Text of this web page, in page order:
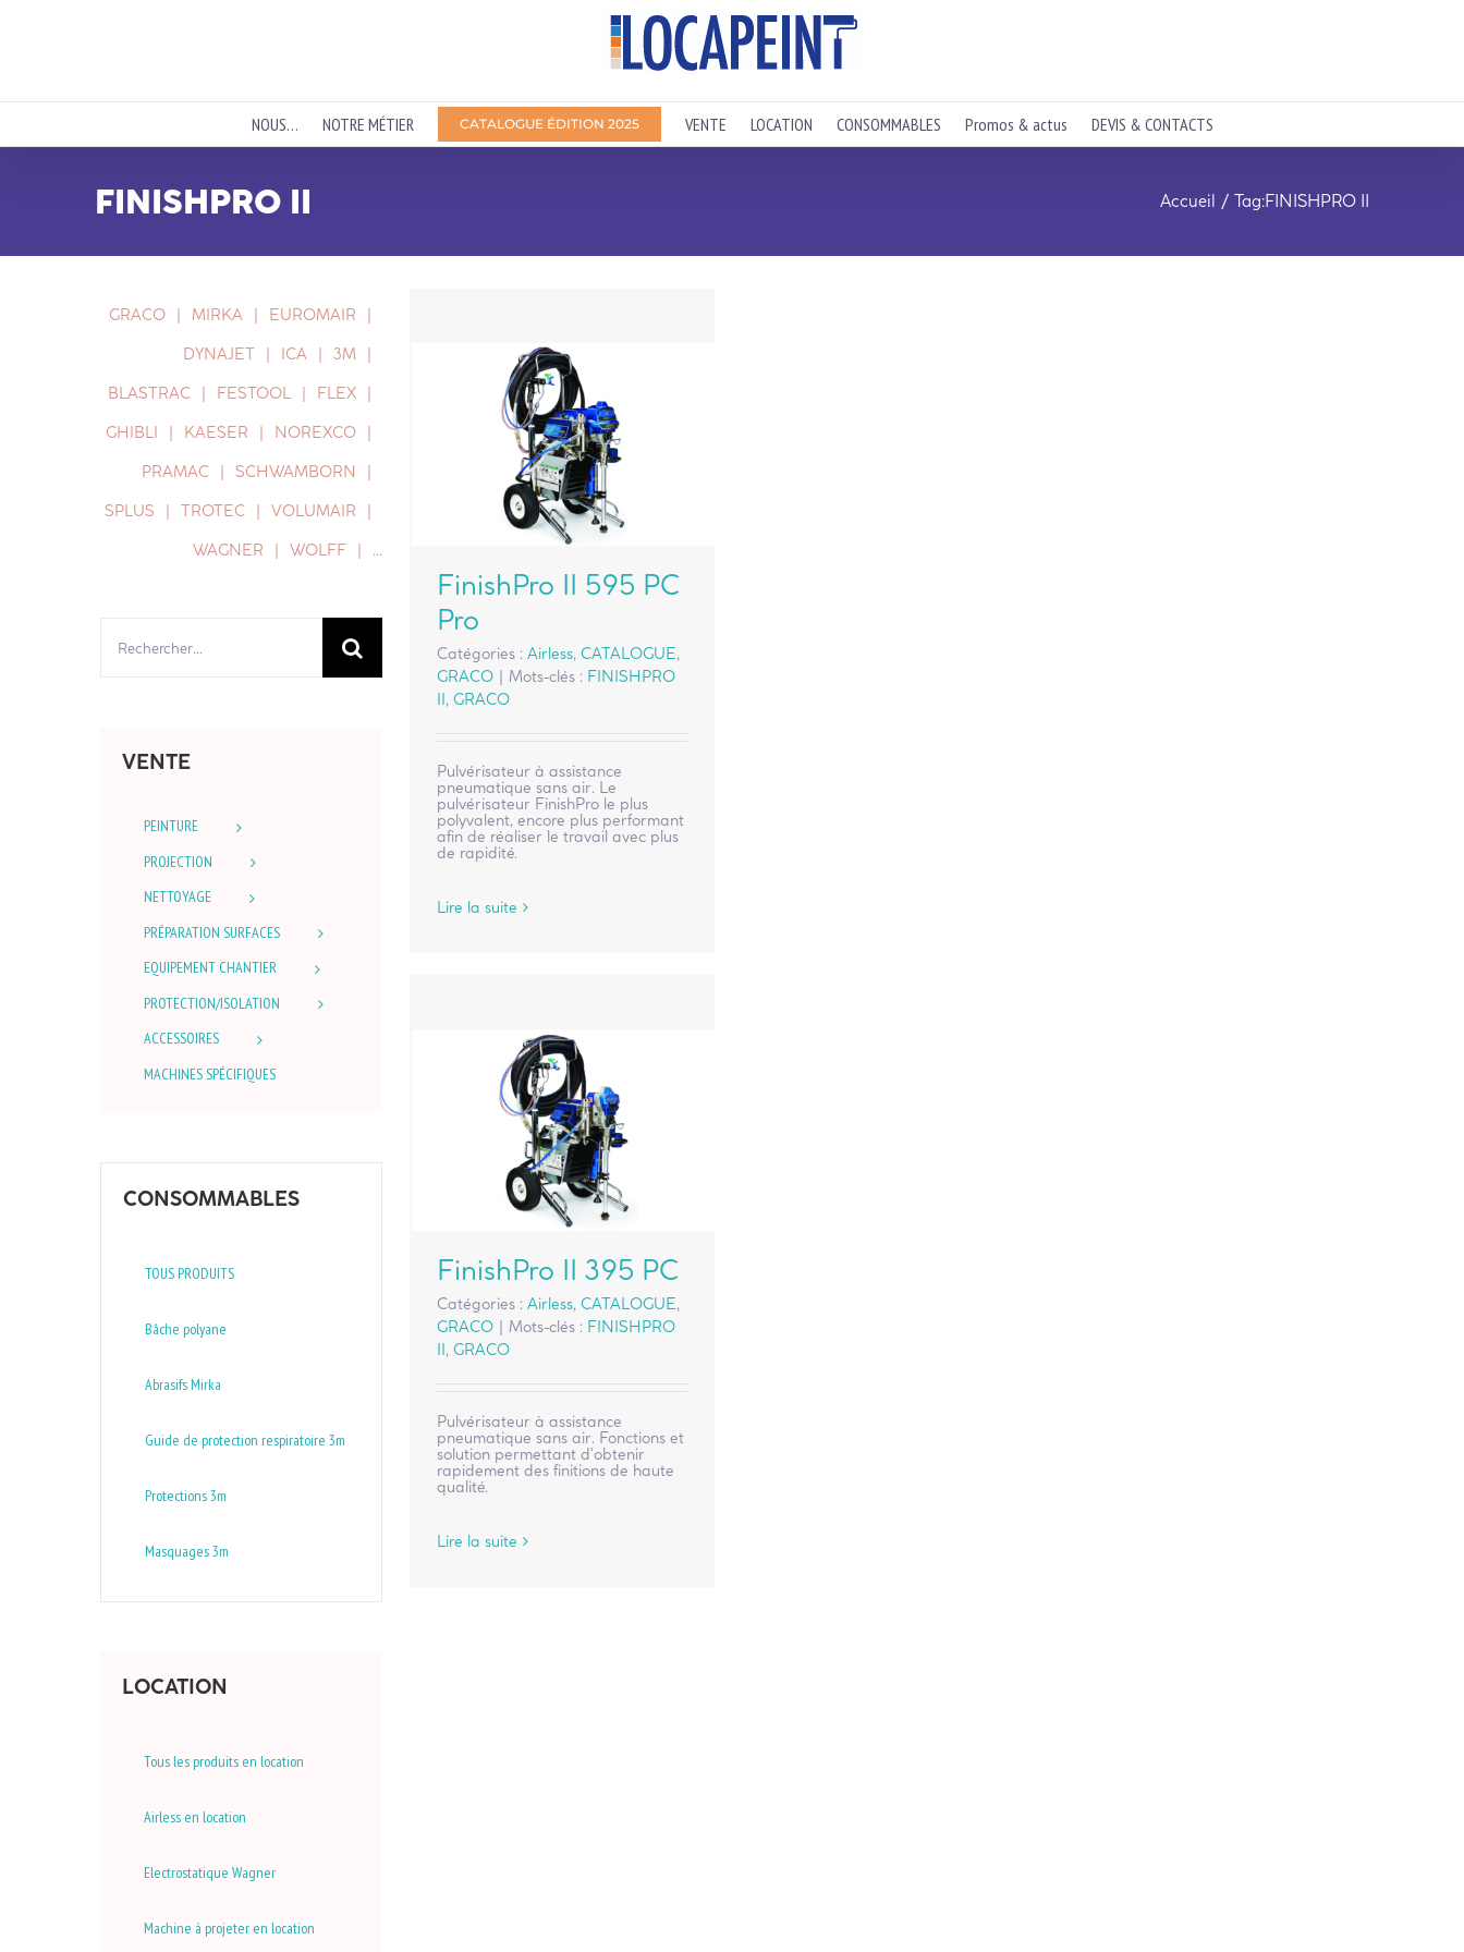
NOUS… NOTRE MÉTIER CATALOGUE ÉDITION 2025 VENTE LOCATION CONSOMMABLES Promos & actus DEVIS & CONTACTS
FINISHPRO II Accueil Tag:FINISHPRO II
FinishPro II 595 PC
Pro
Catégories :Airless,CATALOGUE,
GRACO | Mots-clés : FINISHPRO
II,GRACO
Pulvérisateur à assistance
pneumatique sans air. Le
pulvérisateur FinishPro le plus
polyvalent, encore plus performant
afin de réaliser le travail avec plus
de rapidité.
Lire la suite
FinishPro II 395 PC
Catégories :Airless,CATALOGUE,
GRACO
Mots-clés : FINISHPRO
,GRACO
Pulvérisateur à assistance
pneumatique sans air. Fonctions et
solution permettant d'obtenir
rapidement des finitions de haute
qualité.
Lire la suite
GRACO MIRKA
EUROMAIR
DYNAJET
ICA
3M
BLASTRAC
FESTOOL
FLEX
GHIBLI
KAESER
NOREXCO
PRAMAC
SCHWAMBORN
SPLUS
TROTEC
VOLUMAIR
WAGNER
WOLFF …
VENTE
PEINTURE
PROJECTION
NETTOYAGE
PRÉPARATION SURFACES
EQUIPEMENT CHANTIER
PROTECTION/ISOLATION
ACCESSOIRES
MACHINES SPÉCIFIQUES
CONSOMMABLES
TOUS PRODUITS
Bâche polyane
Abrasifs Mirka
Guide de protection respiratoire 3m
Protections 3m
Masquages 3m
LOCATION
Tous les produits en location
Airless en location
Electrostatique Wagner
Machine à projeter en location